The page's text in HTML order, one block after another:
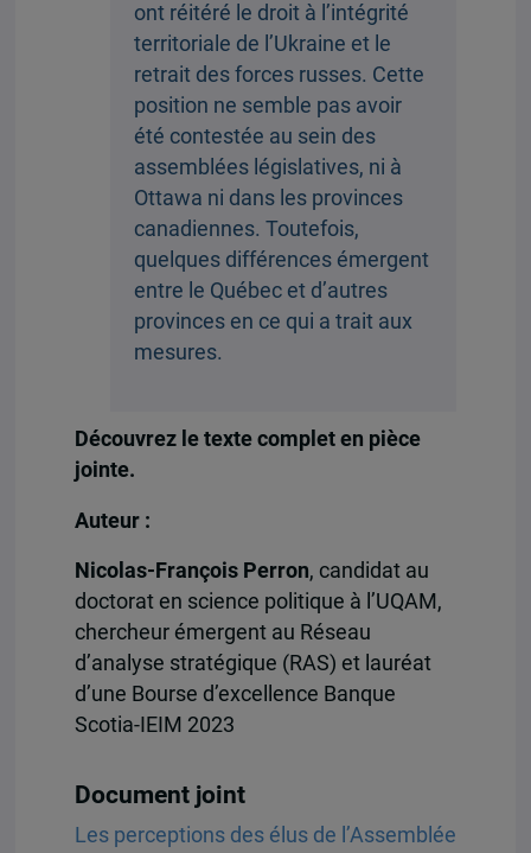
ont réitéré le droit à l’intégrité
territoriale de l’Ukraine et le
retrait des forces russes. Cette
position ne semble pas avoir
été contestée au sein des
assemblées législatives, ni à
Ottawa ni dans les provinces
canadiennes. Toutefois,
quelques différences émergent
entre le Québec et d’autres
provinces en ce qui a trait aux
mesures.
Découvrez le texte complet en pièce
jointe.
Auteur :
Nicolas-François Perron, candidat au
doctorat en science politique à l’UQAM,
chercheur émergent au Réseau
d’analyse stratégique (RAS) et lauréat
d’une Bourse d’excellence Banque
Scotia-IEIM 2023
Document joint
Les perceptions des élus de l’Assemblée